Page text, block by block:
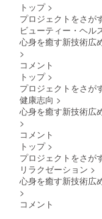
トップ >
プロジェクトをさが
ビューティー・ヘル
心身を癒す新技術広
>
コメント
トップ >
プロジェクトをさが
健康志向 >
心身を癒す新技術広
>
コメント
トップ >
プロジェクトをさが
リラクゼーション >
心身を癒す新技術広
>
コメント